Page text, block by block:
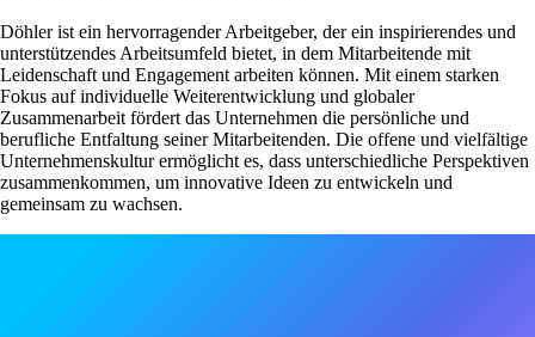
Döhler ist ein hervorragender Arbeitgeber, der ein inspirierendes und
unterstützendes Arbeitsumfeld bietet, in dem Mitarbeitende mit
Leidenschaft und Engagement arbeiten können. Mit einem starken
Fokus auf individuelle Weiterentwicklung und globaler
Zusammenarbeit fördert das Unternehmen die persönliche und
berufliche Entfaltung seiner Mitarbeitenden. Die offene und vielfältige
Unternehmenskultur ermöglicht es, dass unterschiedliche Perspektiven
zusammenkommen, um innovative Ideen zu entwickeln und
gemeinsam zu wachsen.